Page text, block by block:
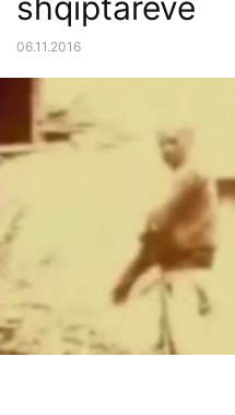
06.11.2016